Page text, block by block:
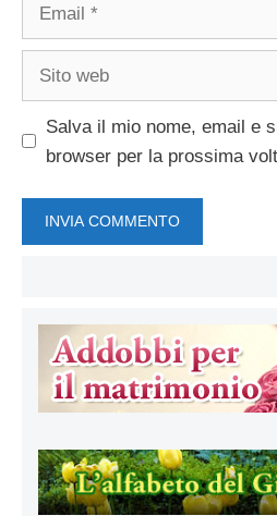
Salva il mio nome, email e
browser per la prossima